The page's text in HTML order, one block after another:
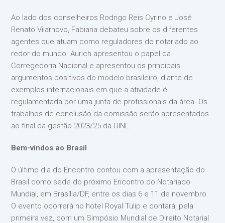
Ao lado dos conselheiros Rodrigo Reis Cyrino e José
Renato Vilarnovo, Fabiana debateu sobre os diferentes
agentes que atuam como reguladores do notariado ao
redor do mundo. Aurich apresentou o papel da
Corregedoria Nacional e apresentou os principais
argumentos positivos do modelo brasileiro, diante de
exemplos internacionais em que a atividade é
regulamentada por uma junta de profissionais da área. Os
trabalhos de conclusão da comissão serão apresentados
ao final da gestão 2023/25 da UINL.
Bem-vindos ao Brasil
O último dia do Encontro contou com a apresentação do
Brasil como sede do próximo Encontro do Notariado
Mundial, em Brasília/DF, entre os dias 6 e 11 de novembro.
O evento ocorrerá no hotel Royal Tulip e contará, pela
primeira vez, com um Simpósio Mundial de Direito Notarial